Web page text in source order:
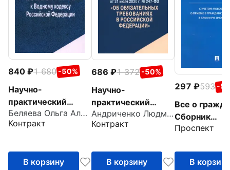
840 1 680 -50%
Научно-
практический
комментарий к
Водному кодексу
Федерации,
постатейный
Беляева Ольга Александровна
Контракт
В корзину
686 1 372 -50%
Научно-
практический
комментарий к ФЗ
№ 247-ФЗ "Об
требованиях в
Российской
Андриченко Людмила Васильевна
Контракт
В корзину
297 593 -
Все о
Сборник
нормативных
Проспект
В корзину